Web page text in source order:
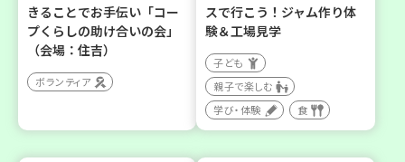
きることでお手伝い「コー
プくらしの助け合いの会」
（会場：住吉）
ボランティア
スで行こう！ジャム作り体
験＆工場見学
子ども
親子で楽しむ
学び・体験
食